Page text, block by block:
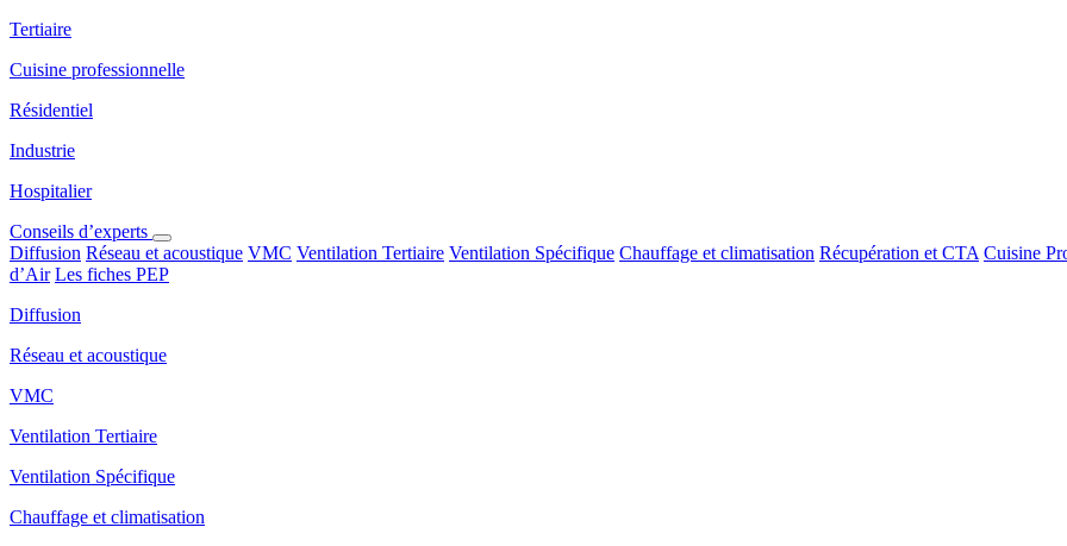
Tertiaire
Cuisine professionnelle
Résidentiel
Industrie
Hospitalier
Conseils d’experts
Diffusion Réseau et acoustique VMC Ventilation Tertiaire Ventilation Spécifique Chauffage et climatisation Récupération et CTA Cuisine
d’Air Les fiches PEP
Diffusion
Réseau et acoustique
VMC
Ventilation Tertiaire
Ventilation Spécifique
Chauffage et climatisation